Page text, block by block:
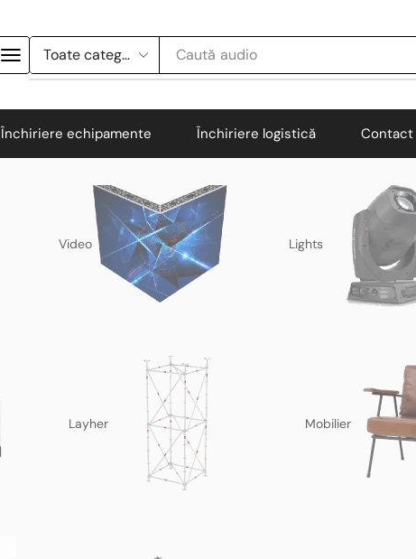
Caută audio
Închiriere echipamente Închiriere logistică Contact
Video Lights
Layher Mobilier